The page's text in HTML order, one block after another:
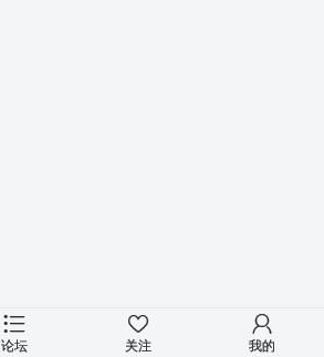
论坛 关注 我的